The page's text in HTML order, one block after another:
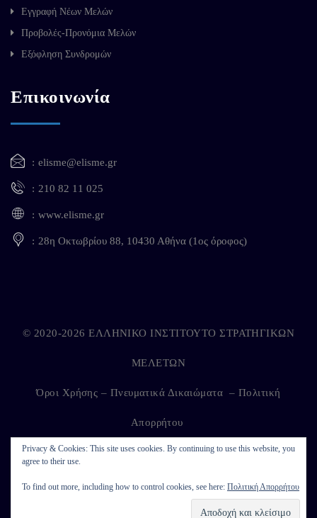
Εγγραφή Νέων Μελών
Προβολές-Προνόμια Μελών
Εξόφληση Συνδρομών
Επικοινωνία
elisme@elisme.gr
210 82 11 025
www.elisme.gr
28η Οκτωβρίου 88, 10430 Αθήνα (1ος όροφος)
Privacy & Cookies: This site uses cookies. By continuing to use this website, you
agree to their use.
To find out more, including how to control cookies, see here: Πολιτική Απορρήτου
© 2020-2026 ΕΛΛΗΝΙΚΟ ΙΝΣΤΙΤΟΥΤΟ ΣΤΡΑΤΗΓΙΚΩΝ
ΜΕΛΕΤΩΝ
Όροι Χρήσης – Πνευματικά Δικαιώματα – Πολιτική
Απορρήτου
Developed by